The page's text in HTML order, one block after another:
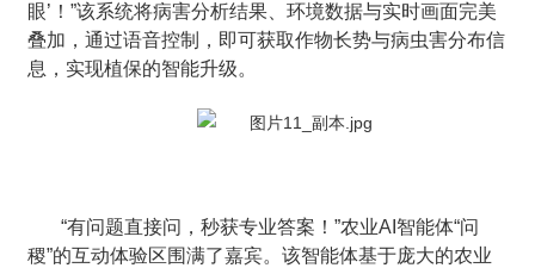
眼’！”该系统将病害分析结果、环境数据与实时画面完美
叠加，通过语音控制，即可获取作物长势与病虫害分布信
息，实现植保的智能升级。
“有问题直接问，秒获专业答案！”农业AI智能体“问
稷”的互动体验区围满了嘉宾。该智能体基于庞大的农业